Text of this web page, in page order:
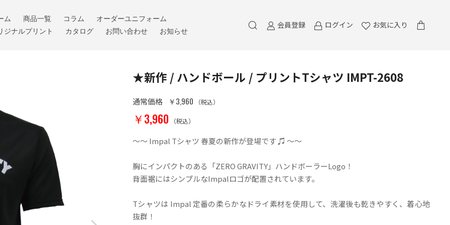
ム 商品一覧 コラム
オーダーユニフォーム
ジナルプリント
カタログ お問い合わせ お知らせ
会員登録 ログイン お気に入り
★新作 / ハンドボール / プリントTシャツ IMPT-2608
通常価格 ￥3,960 （税込）
￥3,960 （税込）
～～ Impal Tシャツ 春夏の新作が登場です ♫ ～～
胸にインパクトのある「ZERO GRAVITY」ハンドボーラーLogo！
背面裾にはシンプルなImpalロゴが配置されています。
Tシャツは Impal 定番の柔らかなドライ素材を使用して、洗濯後も乾きやすく、着心地
抜群！